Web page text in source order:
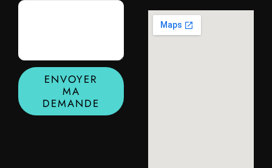
ENVOYER
MA
DEMANDE